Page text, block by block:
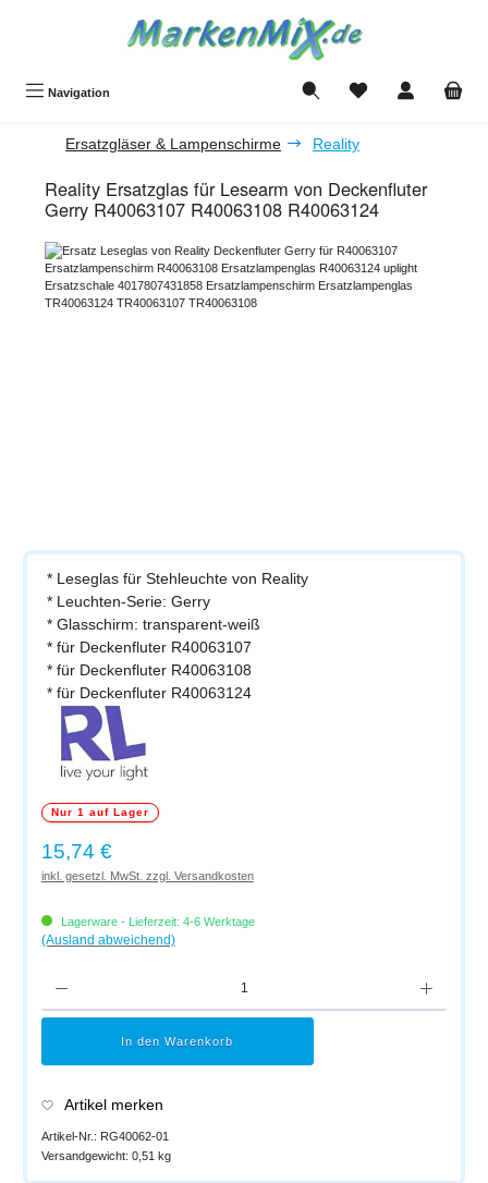
Navigation Du hast 0 Produkte
Ersatzgläser & Lampenschirme Reality
Reality Ersatzglas für Lesearm von Deckenfluter
Gerry R40063107 R40063108 R40063124
Bildergalerie überspringen
* Leseglas für Stehleuchte von Reality
* Leuchten-Serie: Gerry
* Glasschirm: transparent-weiß
* für Deckenfluter R40063107
* für Deckenfluter R40063108
* für Deckenfluter R40063124
Nur 1 auf Lager
Regulärer Preis:
15,74 €
inkl. gesetzl. MwSt. zzgl. Versandkosten
Lagerware - Lieferzeit: 4-6 Werktage
(Ausland abweichend)
In den Warenkorb
Artikel merken
Artikel-Nr.: RG40062-01
Versandgewicht: 0,51 kg